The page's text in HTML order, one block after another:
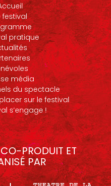
festival
pratique
média
du spectacle
sur le festival
s’engage !
PRODUIT ET
PAR